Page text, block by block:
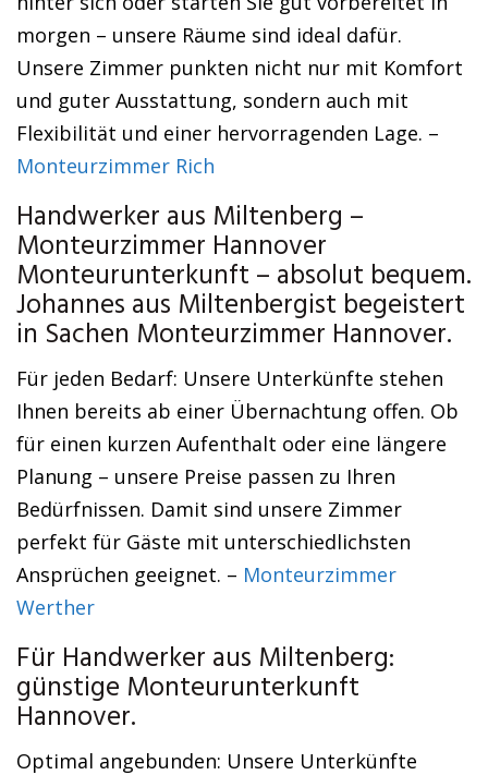
morgen – unsere Räume sind ideal dafür.
Unsere Zimmer punkten nicht nur mit Komfort
und guter Ausstattung, sondern auch mit
Flexibilität und einer hervorragenden Lage. –
Monteurzimmer Rich
Handwerker aus Miltenberg –
Monteurzimmer Hannover
Monteurunterkunft – absolut bequem.
Johannes aus Miltenbergist begeistert
in Sachen Monteurzimmer Hannover.
Für jeden Bedarf: Unsere Unterkünfte stehen
Ihnen bereits ab einer Übernachtung offen. Ob
für einen kurzen Aufenthalt oder eine längere
Planung – unsere Preise passen zu Ihren
Bedürfnissen. Damit sind unsere Zimmer
perfekt für Gäste mit unterschiedlichsten
Ansprüchen geeignet. – Monteurzimmer
Werther
Für Handwerker aus Miltenberg:
günstige Monteurunterkunft
Hannover.
Optimal angebunden: Unsere Unterkünfte